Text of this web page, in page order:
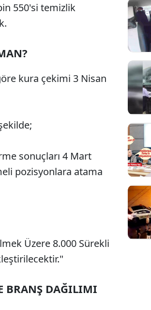
550'si temizlik
kura çekimi 3 Nisan
sonuçları 4 Mart
pozisyonlara atama
Üzere 8.000 Sürekli
BRANŞ DAĞILIMI